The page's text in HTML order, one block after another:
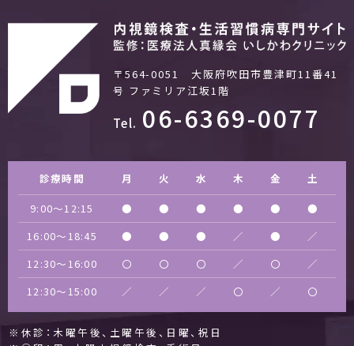
〒564-0051 大阪府吹田市豊津町11番41
号 ファミリア江坂1階
Tel. 06-6369-0077
診療時間 月 火 水 木 金
土
9:00〜12:15
● ● ● ● ●
●
16:00〜18:45
● ● ● ／ ●
／
12:30〜16:00
〇 〇 〇 ／ 〇
／
12:30〜15:00
／ ／ ／ 〇 ／ 〇
※休診：木曜午後、土曜午後、日曜、祝日